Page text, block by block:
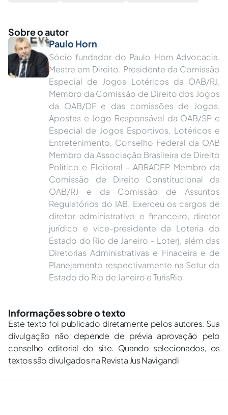
Sobre o autor
Paulo Horn
Sócio fundador do Paulo Horn Advocacia.
Mestre em Direito. Presidente da Comissão
Especial de Jogos Lotéricos da OAB/RJ,
Membro da Comissão de Direito dos Jogos
da OAB/DF e das comissões de Jogos,
Apostas e Jogo Responsável da OAB/SP e
Especial de Jogos Esportivos, Lotéricos e
Entretenimento, Conselho Federal da OAB
Membro da Associação Brasileira de Direito
Político e Eleitoral - ABRADEP Membro da
Comissão de Direito Constitucional da
OAB/RJ e da Comissão de Assuntos
Regulatórios do IAB. Exerceu os cargos de
diretor administrativo e financeiro, diretor
jurídico e vice-presidente da Loteria do
Estado do Rio de Janeiro - Loterj, além das
Diretorias Administrativas e Finaceira e de
Planejamento respectivamente na Setur do
Estado do Rio de Janeiro e TurisRio.
Informações sobre o texto
Este texto foi publicado diretamente pelos autores. Sua
divulgação não depende de prévia aprovação pelo
conselho editorial do site. Quando selecionados, os
textos são divulgados na Revista Jus Navigandi